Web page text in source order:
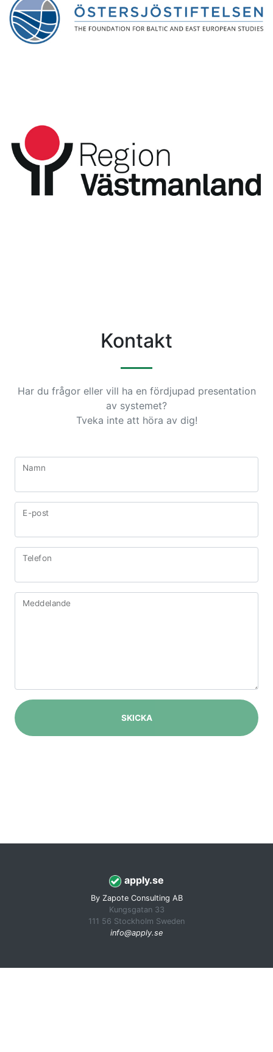
Kontakt
Har du frågor eller vill ha en fördjupad presentation
av systemet?
Tveka inte att höra av dig!
Namn
E-post
Telefon
Meddelande
SKICKA
apply.se
By Zapote Consulting AB
Kungsgatan 33
111 56 Stockholm Sweden
info@apply.se